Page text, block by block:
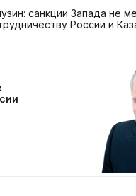
санкции Запада не
России и